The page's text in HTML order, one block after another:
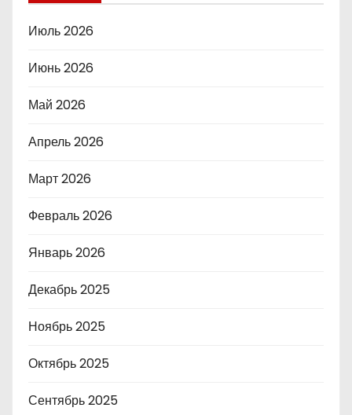
Июль 2026
Июнь 2026
Май 2026
Апрель 2026
Март 2026
Февраль 2026
Январь 2026
Декабрь 2025
Ноябрь 2025
Октябрь 2025
Сентябрь 2025